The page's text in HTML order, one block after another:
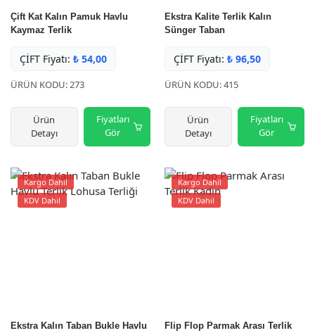
Çift Kat Kalın Pamuk Havlu
Kaymaz Terlik
ÇİFT Fiyatı: ₺ 54,00
ÜRÜN KODU: 273
Ürün
Detayı
Fiyatları
Gör
Ekstra Kalite Terlik Kalın
Sünger Taban
ÇİFT Fiyatı: ₺ 96,50
ÜRÜN KODU: 415
Ürün
Detayı
Fiyatları
Gör
Kargo Dahil
KDV Dahil
Ekstra Kalın Taban Bukle Havlu
Kargo Dahil
KDV Dahil
Flip Flop Parmak Arası Terlik